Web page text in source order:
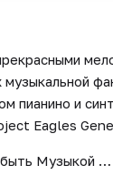
музыкальной
пианино и
Eagles
быть Музыкой …